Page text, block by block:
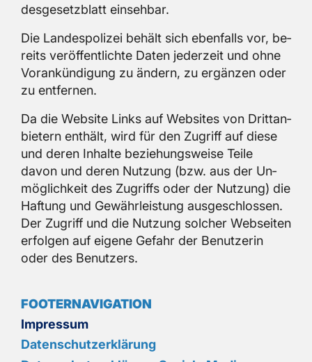
des­ge­setz­blatt ein­seh­bar.
Die Lan­des­po­li­zei be­hält sich eben­falls vor, be­
reits ver­öf­fent­lich­te Daten je­der­zeit und ohne
Vor­an­kün­di­gung zu än­dern, zu er­gän­zen oder
zu ent­fer­nen.
Da die Web­site Links auf Web­sites von Dritt­an­
bie­tern ent­hält, wird für den Zu­griff auf diese
und deren In­hal­te be­zie­hungs­wei­se Teile
davon und deren Nut­zung (bzw. aus der Un­
mög­lich­keit des Zu­griffs oder der Nut­zung) die
Haf­tung und Ge­währ­leis­tung aus­ge­schlos­sen.
Der Zu­griff und die Nut­zung sol­cher Web­sei­ten
er­fol­gen auf ei­ge­ne Ge­fahr der Be­nut­ze­rin
oder des Be­nut­zers.
FOOTERNAVIGATION
Impressum
Datenschutzerklärung